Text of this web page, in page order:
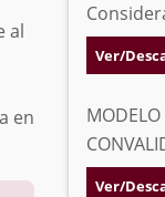
al
en
Ver/
MODELO
Ver/